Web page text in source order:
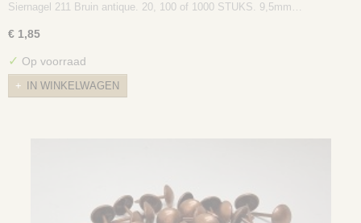
Siernagel 211 Bruin antique. 20, 100 of 1000 STUKS. 9,5mm…
€ 1,85
✓ Op voorraad
IN WINKELWAGEN